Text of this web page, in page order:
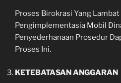
Proses Birokrasi Yang
Pengimplementasia Mobil
Penyederhanaan Prosedur
Proses Ini.
KETEBATASAN ANGGARAN